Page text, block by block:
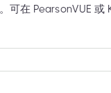
可在 PearsonVUE 或